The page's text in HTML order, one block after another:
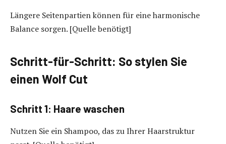
Längere Seitenpartien können für eine harmonische
Balance sorgen. [Quelle benötigt]
Schritt-für-Schritt: So stylen Sie
einen Wolf Cut
Schritt 1: Haare waschen
Nutzen Sie ein Shampoo, das zu Ihrer Haarstruktur